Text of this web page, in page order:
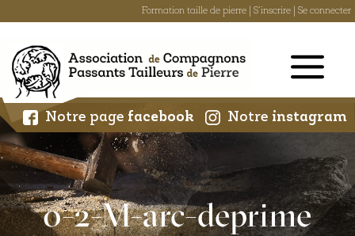
Formation taille de pierre S'inscrire Se connecter
content
Notre page facebook Notre instagram
0-2-M-arc-deprime